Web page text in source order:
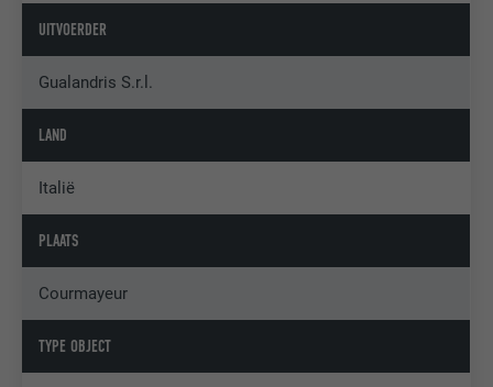
UITVOERDER
Gualandris S.r.l.
LAND
Italië
PLAATS
Courmayeur
TYPE OBJECT